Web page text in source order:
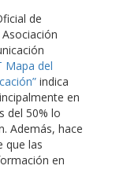
de
Mapa del
indica
en
del 50% lo
Además, hace
que las
en